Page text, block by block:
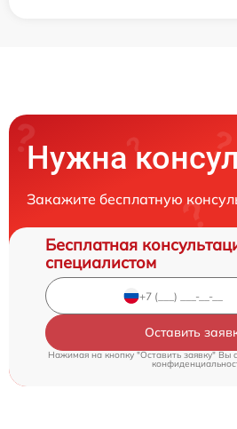
Нужна
Закажите бесплатную
Бесплатная
специалистом
Оставить
Нажимая на кнопку "Оставить заявку" Вы